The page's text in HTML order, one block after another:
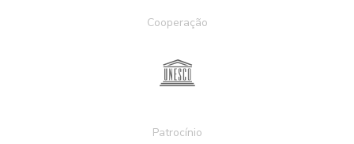
Cooperação
Patrocínio